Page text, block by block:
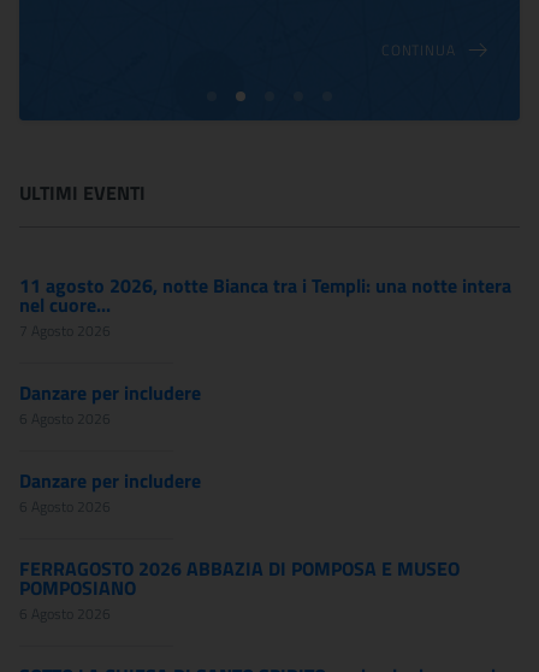
CONTINUA
ULTIMI EVENTI
11 agosto 2026, notte Bianca tra i Templi: una notte intera
nel cuore...
7 Agosto 2026
Danzare per includere
6 Agosto 2026
Danzare per includere
6 Agosto 2026
FERRAGOSTO 2026 ABBAZIA DI POMPOSA E MUSEO
POMPOSIANO
6 Agosto 2026